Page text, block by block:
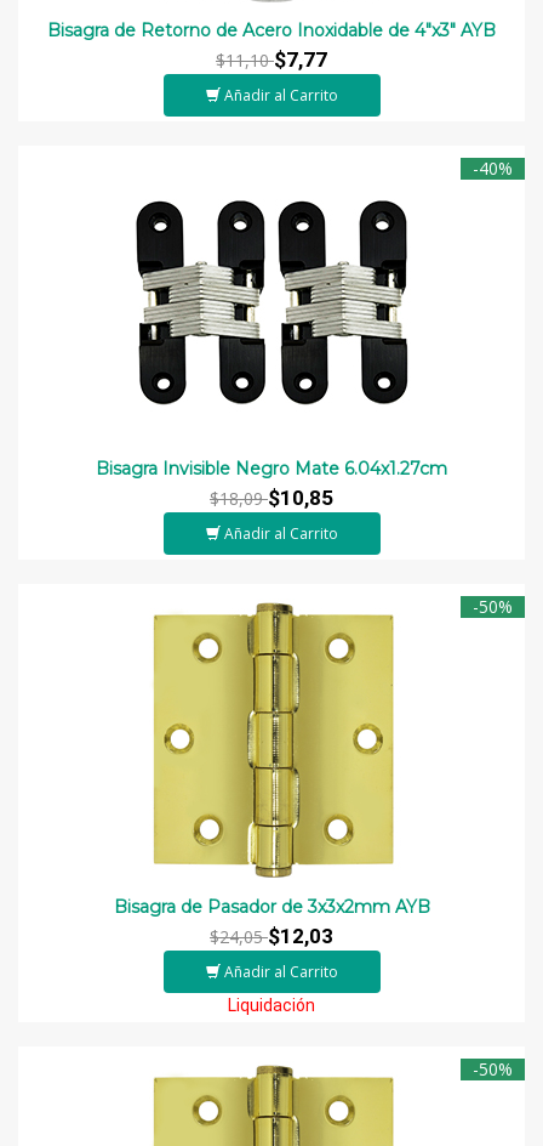
Bisagra de Retorno de Acero Inoxidable de 4"x3" AYB
$11,10$7,77
Añadir al Carrito
-40%
Bisagra Invisible Negro Mate 6.04x1.27cm
$18,09$10,85
Añadir al Carrito
-50%
Bisagra de Pasador de 3x3x2mm AYB
$24,05$12,03
Añadir al Carrito
Liquidación
-50%